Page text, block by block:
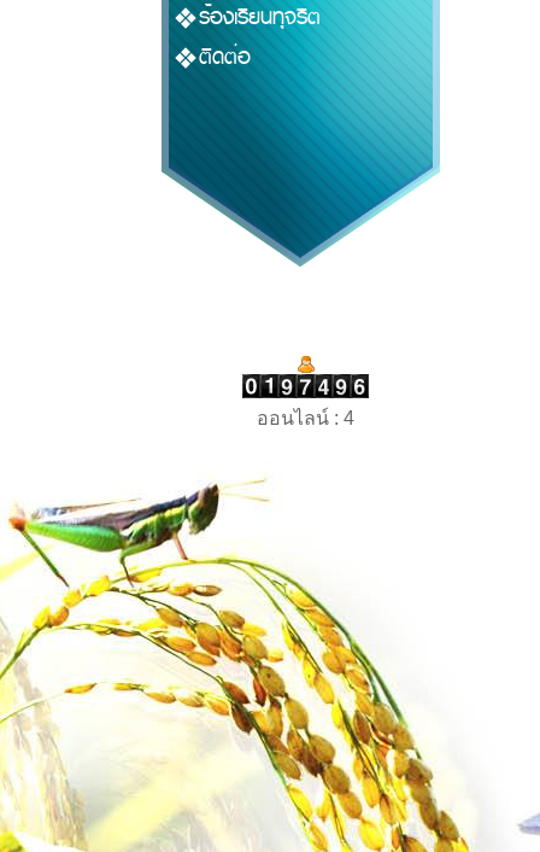
ร้องเรียนทุจริต
ติดต่อ
ออนไลน์ : 4